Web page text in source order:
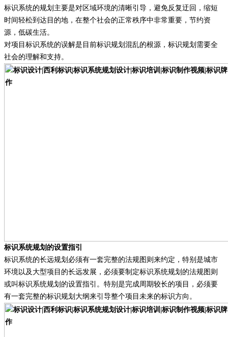
标识系统的规划主要是对区域环境的清晰引导，避免反复迂回，缩短
时间轻松到达目的地，在整个社会的正常秩序中非常重要，节约资
源，低碳生活。
对项目标识系统的误解是目前标识规划混乱的根源，标识规划需要全
社会的理解和支持。
标识系统规划的设置指引
标识系统的长远规划必须有一套完整的法规图则来约定，特别是城市
环境以及大型项目的长远发展，必须要制定标识系统规划的法规图则
或叫标识系统规划的设置指引。特别是完成周期较长的项目，必须要
有一套完整的标识规划大纲来引导整个项目未来的标识方向。